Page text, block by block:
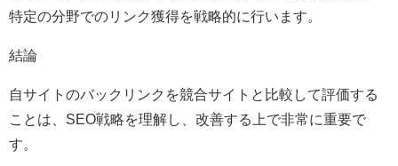
特定の分野でのリンク獲得を戦略的に行います。
結論
自サイトのバックリンクを競合サイトと比較して評価する
ことは、SEO戦略を理解し、改善する上で非常に重要で
す。